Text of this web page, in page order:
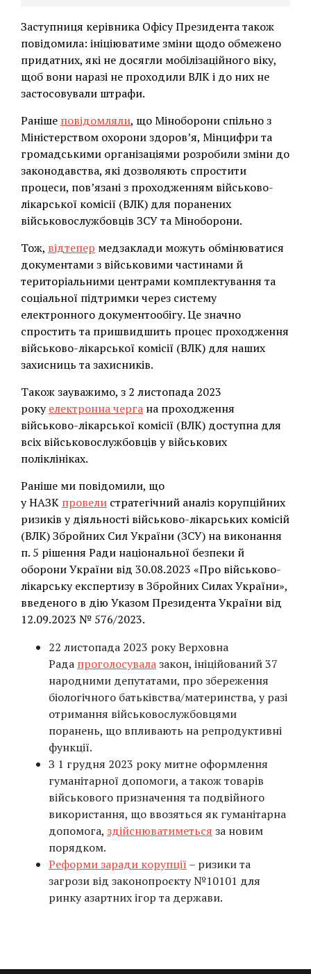
Заступниця керівника Офісу Президента також
повідомила: ініціюватиме зміни щодо обмежено
придатних, які не досягли мобілізаційного віку,
щоб вони наразі не проходили ВЛК і до них не
застосовували штрафи.
Раніше повідомляли, що Міноборони спільно з
Міністерством охорони здоров’я, Мінцифри та
громадськими організаціями розробили зміни до
законодавства, які дозволяють спростити
процеси, пов’язані з проходженням військово-
лікарської комісії (ВЛК) для поранених
військовослужбовців ЗСУ та Міноборони.
Тож, відтепер медзаклади можуть обмінюватися
документами з військовими частинами й
територіальними центрами комплектування та
соціальної підтримки через систему
електронного документообігу. Це значно
спростить та пришвидшить процес проходження
військово-лікарської комісії (ВЛК) для наших
захисниць та захисників.
Також зауважимо, з 2 листопада 2023
рокуелектронна черга на проходження
військово-лікарської комісії (ВЛК) доступна для
всіх військовослужбовців у військових
поліклініках.
Раніше ми повідомили, що
у НАЗК провели стратегічний аналіз корупційних
ризиків у діяльності військово-лікарських комісій
(ВЛК) Збройних Сил України (ЗСУ) на виконання
п. 5 рішення Ради національної безпеки й
оборони України від 30.08.2023 «Про військово-
лікарську експертизу в Збройних Силах України»,
введеного в дію Указом Президента України від
12.09.2023 № 576/2023.
22 листопада 2023 року Верховна
Рада проголосувалазакон, ініційований 37
народними депутатами, про збереження
біологічного батьківства/материнства, у разі
отримання військовослужбовцями
поранень, що впливають на репродуктивні
функції.
З 1 грудня 2023 року митне оформлення
гуманітарної допомоги, а також товарів
військового призначення та подвійного
використання, що ввозяться як гуманітарна
допомога, здійснюватиметься за новим
порядком.
Реформи заради корупції – ризики та
загрози від законопроєкту №10101 для
ринку азартних ігор та держави.